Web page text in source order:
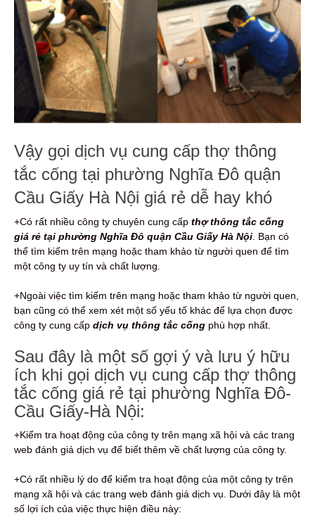
Vậy gọi dịch vụ cung cấp thợ thông
tắc cống tại phường Nghĩa Đô quận
Cầu Giấy Hà Nội giá rẻ dễ hay khó
+Có rất nhiều công ty chuyên cung cấp thợ thông tắc cống
giá rẻ tại phường Nghĩa Đô quận Cầu Giấy Hà Nội . Bạn có
thể tìm kiếm trên mạng hoặc tham khảo từ người quen để tìm
một công ty uy tín và chất lượng.
+Ngoài việc tìm kiếm trên mạng hoặc tham khảo từ người quen,
bạn cũng có thể xem xét một số yếu tố khác để lựa chọn được
công ty cung cấp dịch vụ thông tắc cống phù hợp nhất.
Sau đây là một số gợi ý và lưu ý hữu
ích khi gọi dịch vụ cung cấp thợ thông
tắc cống giá rẻ tại phường Nghĩa Đô-
Cầu Giấy-Hà Nội:
+Kiểm tra hoạt động của công ty trên mạng xã hội và các trang
web đánh giá dịch vụ để biết thêm về chất lượng của công ty.
+Có rất nhiều lý do để kiểm tra hoạt động của một công ty trên
mạng xã hội và các trang web đánh giá dịch vụ. Dưới đây là một
số lợi ích của việc thực hiện điều này: